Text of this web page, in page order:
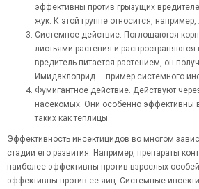
эффективны против грызущих
жук. К этой группе относится,
Системное действие. Поглощаются
листьями растения и
вредитель питается растением, он
Имидаклоприд — пример системного
Фумигантное действие. Действуют
насекомых. Они особенно эффективны
таких как теплицы.
Эффективность инсектицидов во многом
стадии его развития. Например, препараты
наиболее эффективны против взрослых
эффективны против ее яиц. Системные